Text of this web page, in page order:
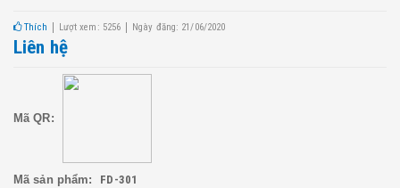
Thích Lượt xem: 5256 Ngày đăng: 21/06/2020
Liên hệ
Mã QR:
Mã sản phẩm:
FD-301